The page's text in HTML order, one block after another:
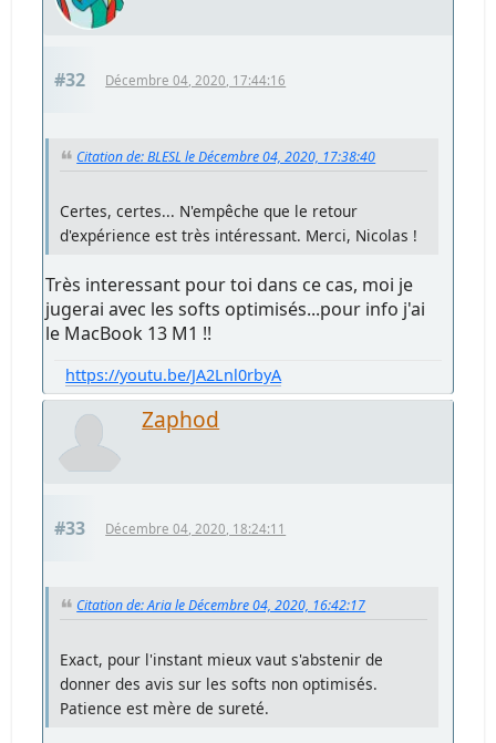
#32 Décembre 04, 2020, 17:44:16
Citation de: BLESL le Décembre 04, 2020, 17:38:40
Certes, certes... N'empêche que le retour
d'expérience est très intéressant. Merci, Nicolas !
Très interessant pour toi dans ce cas, moi je
jugerai avec les softs optimisés...pour info j'ai
le MacBook 13 M1 !!
https://youtu.be/JA2Lnl0rbyA
Zaphod
#33 Décembre 04, 2020, 18:24:11
Citation de: Aria le Décembre 04, 2020, 16:42:17
Exact, pour l'instant mieux vaut s'abstenir de
donner des avis sur les softs non optimisés.
Patience est mère de sureté.